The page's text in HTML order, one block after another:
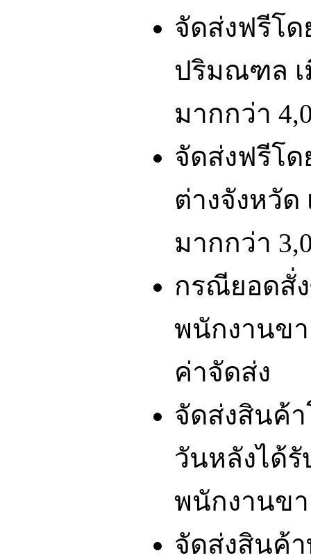
จัดส่งฟรีโ
ปริมณฑล เ
มากกว่า
จัดส่งฟรีโ
ต่างจังหวัด
มากกว่า
กรณียอดสั่
พนักงานข
ค่าจัดส่ง
จัดส่งสินค้
วันหลังได้
พนักงานข
จัดส่งสินค้